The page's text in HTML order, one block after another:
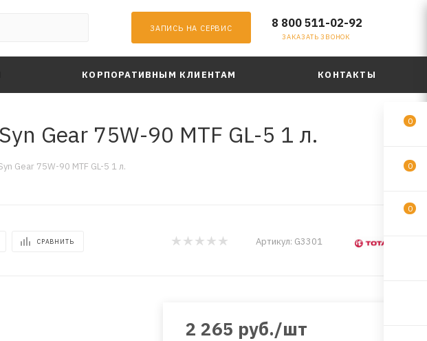
ЗАПИСЬ НА СЕРВИС 8 800 511-02-92
ЗАКАЗАТЬ ЗВОНОК
КОРПОРАТИВНЫМ КЛИЕНТАМ КОНТАКТЫ
Gear 75W-90 MTF GL-5 1 л.
Gear 75W-90 MTF GL-5 1 л.
СРАВНИТЬ Артикул: G3301
2 265 руб./шт
0
0
0